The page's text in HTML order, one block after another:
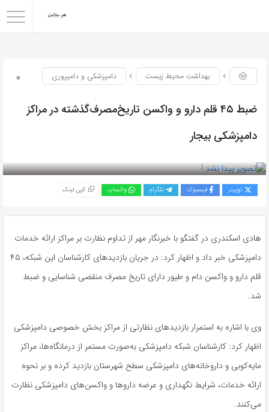
0 بهداشت محیط زیست دامپزشکی و دامپروری
ضبط ۴۵ قلم دارو و واکسن تاریخ‌مصرف‌گذشته در مراکز
دامپزشکی بیجار
توییتر فیسبوک تلگرام واتساپ کپی لینک
هادی اسکندری در گفتگو با خبرنگار مهر از تداوم نظارت بر مراکز ارائه خدمات
دامپزشکی خبر داد و اظهار کرد: در جریان بازدیدهای کارشناسان این شبکه، ۴۵
قلم دارو و واکسن دام و طیور دارای تاریخ مصرف منقضی شناسایی و ضبط
شد.
وی با اشاره به استمرار بازدیدهای نظارتی از مراکز بخش خصوصی دامپزشکی
اظهار کرد: کارشناسان شبکه دامپزشکی به‌صورت مستمر از درمانگاه‌ها، مراکز
مایه‌کوبی و داروخانه‌های دامپزشکی سطح شهرستان بازدید کرده و بر نحوه
ارائه خدمات، شرایط نگهداری و عرضه داروها و واکسن‌های دامپزشکی نظارت
می‌کنند.